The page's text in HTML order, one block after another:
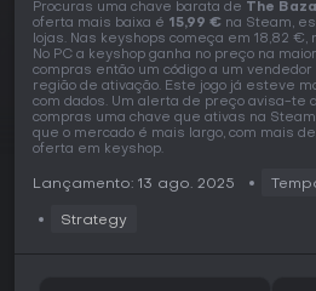
Procuras uma chave barata de The
oferta mais baixa é 15,99 € na Steam,
lojas. Nas keyshops começa em 18,82 €,
No PC a keyshop ganha no preço na
compras então um código a um
região de ativação. Este jogo já esteve
com dados. Um alerta de preço avisa-te
compras uma chave que ativas na
que o mercado é mais largo, com mais
oferta em keyshop.
Lançamento: 13 ago. 2025
Strategy